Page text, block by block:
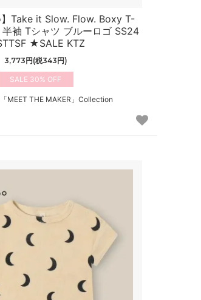
】Take it Slow. Flow. Boxy T-
袖 Tシャツ ブルーロゴ SS24
★SALE KTZ
3,773円(税343円)
30%
MEET THE MAKER」Collection